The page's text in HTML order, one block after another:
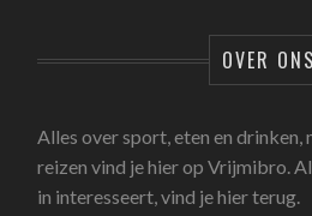
OVER ONS
Alles over sport, eten en drinken,
reizen vind je hier op Vrijmibro.
in interesseert, vind je hier terug.